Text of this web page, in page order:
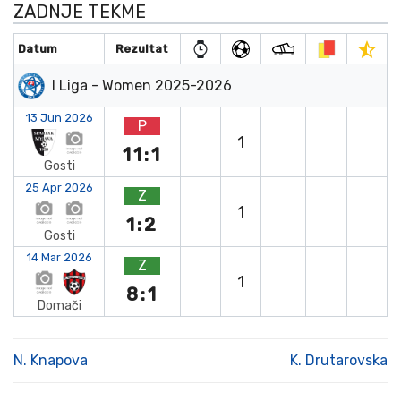
ZADNJE TEKME
Datum Rezultat
I Liga - Women 2025-2026
13 Jun 2026
Gosti
P
11:1
1
25 Apr 2026
Gosti
Z
1:2
1
14 Mar 2026
Domači
Z
8:1
1
N. Knapova K. Drutarovska